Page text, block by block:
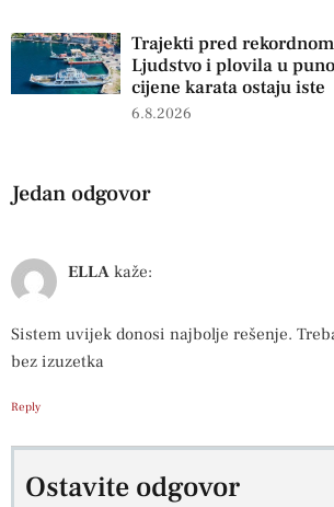
Trajekti pred
Ljudstvo i plovila u
cijene karata ostaju iste
6.8.2026
Jedan odgovor
ELLA kaže:
Sistem uvijek donosi najbolje rešenje.
bez izuzetka
Reply
Ostavite odgovor